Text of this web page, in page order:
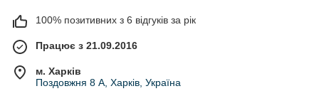
100% позитивних з 6 відгуків за рік
Працює з 21.09.2016
м. Харків
Поздовжня 8 А, Харків, Україна